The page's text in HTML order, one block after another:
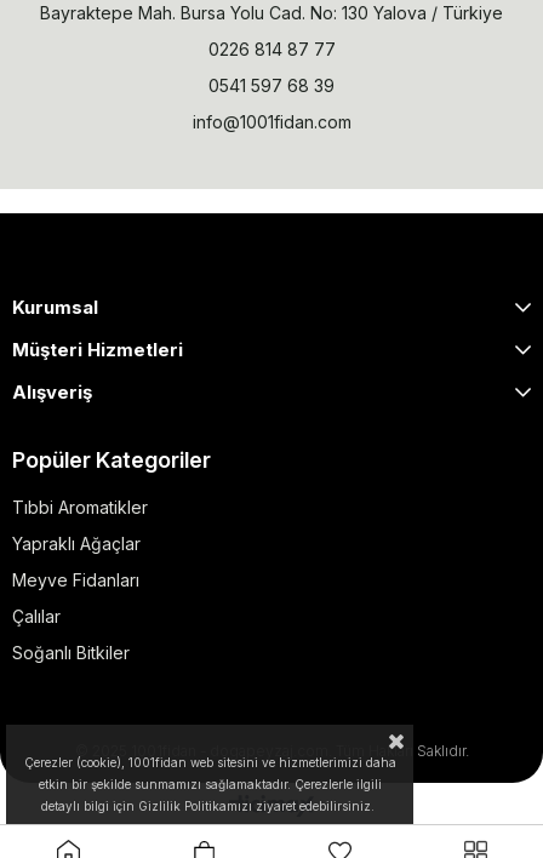
Bayraktepe Mah. Bursa Yolu Cad. No: 130 Yalova / Türkiye
0226 814 87 77
0541 597 68 39
info@1001fidan.com
Kurumsal
Müşteri Hizmetleri
Alışveriş
Popüler Kategoriler
Tıbbi Aromatikler
Yapraklı Ağaçlar
Meyve Fidanları
Çalılar
Soğanlı Bitkiler
© 2025 1001fidan - dogapeyzaj.com. Tüm Hakları Saklıdır.
Çerezler (cookie), 1001fidan web sitesini ve hizmetlerimizi daha
etkin bir şekilde sunmamızı sağlamaktadır. Çerezlerle ilgili
detaylı bilgi için Gizlilik Politikamızı ziyaret edebilirsiniz.